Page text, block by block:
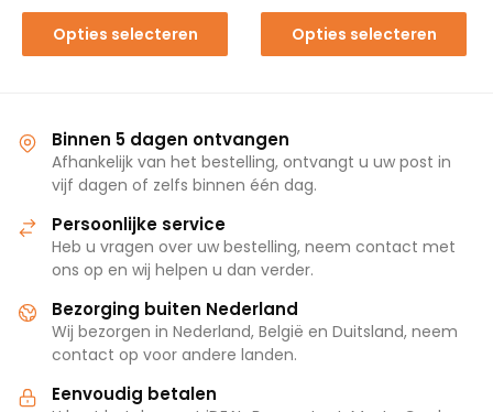
Opties selecteren Opties selecteren
Binnen 5 dagen ontvangen
Afhankelijk van het bestelling, ontvangt u uw post in
vijf dagen of zelfs binnen één dag.
Persoonlijke service
Heb u vragen over uw bestelling, neem contact met
ons op en wij helpen u dan verder.
Bezorging buiten Nederland
Wij bezorgen in Nederland, België en Duitsland, neem
contact op voor andere landen.
Eenvoudig betalen